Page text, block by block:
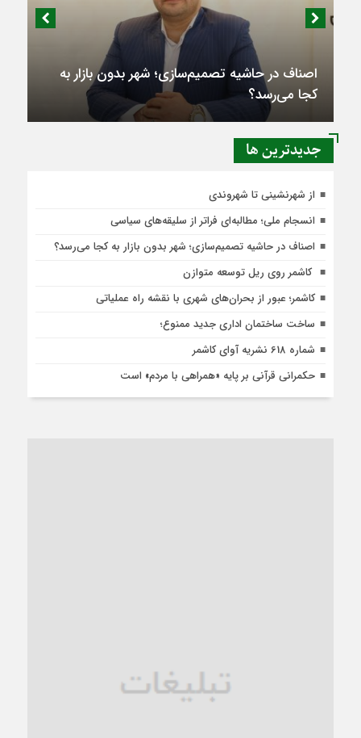
اصناف در حاشیه تصمیم‌سازی؛ شهر بدون بازار به
کجا می‌رسد؟
جديدترين ها
از شهرنشینی تا شهروندی
انسجام ملی؛ مطالبه‌ای فراتر از سلیقه‌های سیاسی
اصناف در حاشیه تصمیم‌سازی؛ شهر بدون بازار به کجا می‌رسد؟
کاشمر روی ریل توسعه متوازن
کاشمر؛ عبور از بحران‌های شهری با نقشه راه عملیاتی
ساخت ساختمان اداری جدید ممنوع؛
شماره 618 نشریه آوای کاشمر
حکمرانی قرآنی بر پایه «همراهی با مردم» است